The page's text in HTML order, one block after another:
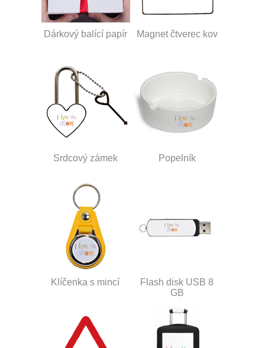
Dárkový balící papír Magnet čtverec kov
Srdcový zámek Popelník
Klíčenka s mincí
Flash disk USB 8
GB